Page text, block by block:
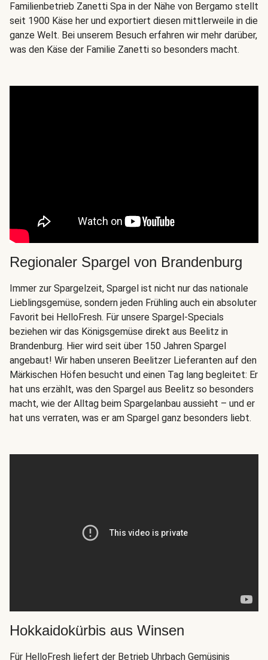
Familienbetrieb Zanetti Spa in der Nähe von Bergamo stellt
seit 1900 Käse her und exportiert diesen mittlerweile in die
ganze Welt. Bei unserem Besuch erfahren wir mehr darüber,
was den Käse der Familie Zanetti so besonders macht.
Regionaler Spargel von Brandenburg
Immer zur Spargelzeit, Spargel ist nicht nur das nationale
Lieblingsgemüse, sondern jeden Frühling auch ein absoluter
Favorit bei HelloFresh. Für unsere Spargel-Specials
beziehen wir das Königsgemüse direkt aus Beelitz in
Brandenburg. Hier wird seit über 150 Jahren Spargel
angebaut! Wir haben unseren Beelitzer Lieferanten auf den
Märkischen Höfen besucht und einen Tag lang begleitet: Er
hat uns erzählt, was den Spargel aus Beelitz so besonders
macht, wie der Alltag beim Spargelanbau aussieht – und er
hat uns verraten, was er am Spargel ganz besonders liebt.
Hokkaidokürbis aus Winsen
Für HelloFresh liefert der Betrieb Uhrbach Gemüsinis